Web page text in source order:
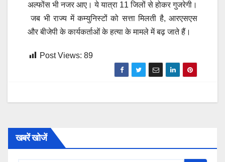
अल्फोंस भी नजर आए। ये यात्रा 11 जिलों से होकर गुजरेगी।
जब भी राज्य में कम्युनिस्टों को सत्ता मिलती है, आरएसएस
और बीजेपी के कार्यकर्ताओं के हत्या के मामले में बढ़ जाते हैं।
Post Views: 89
खबरें खोजें